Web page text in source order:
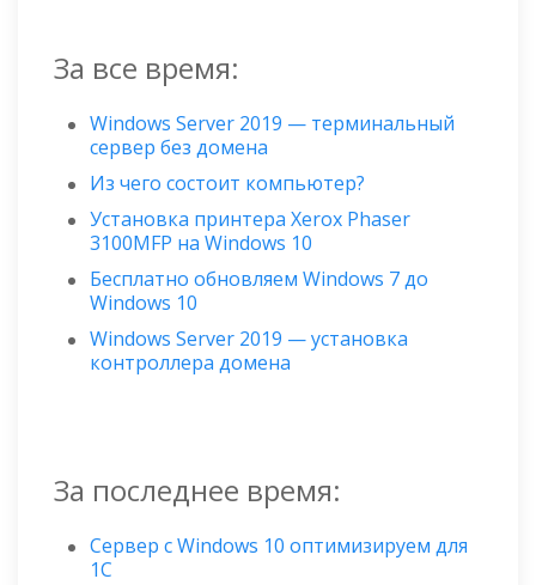
За все время:
Windows Server 2019 — терминальный
сервер без домена
Из чего состоит компьютер?
Установка принтера Xerox Phaser
3100MFP на Windows 10
Бесплатно обновляем Windows 7 до
Windows 10
Windows Server 2019 — установка
контроллера домена
За последнее время:
Сервер с Windows 10 оптимизируем для
1С